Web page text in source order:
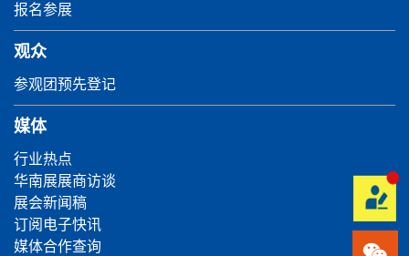
报名参展
观众
参观团预先登记
媒体
行业热点
华南展展商访谈
展会新闻稿
订阅电子快讯
媒体合作查询